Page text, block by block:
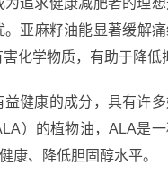
追求健康减肥者的理
亚麻籽油能显著缓解
化学物质，有助于降低
健康的成分，具有许
）的植物油，ALA是
康、降低胆固醇水平。